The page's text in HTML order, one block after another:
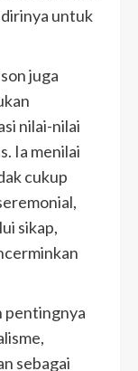
untuk
juga
nilai-nilai
Ia menilai
cukup
sikap,
pentingnya
sebagai